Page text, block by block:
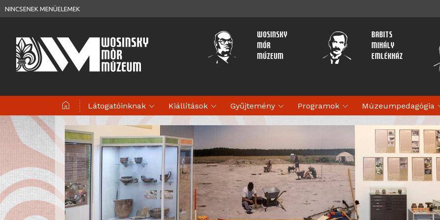
NINCSENEK MENÜELEMEK
Wosinsky
Mór
Múzeum
Babits
Mihály
Emlékház
home Látogatóinknak expand_more Kiállítások expand_more Gyűjtemény expand_more Programok expand_more Múzeumpedagógia